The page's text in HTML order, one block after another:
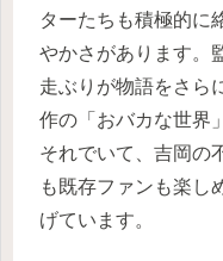
ターたちも積極的に
やかさがあります。
走ぶりが物語をさら
作の「おバカな世界
それでいて、吉岡の
も既存ファンも楽し
げています。